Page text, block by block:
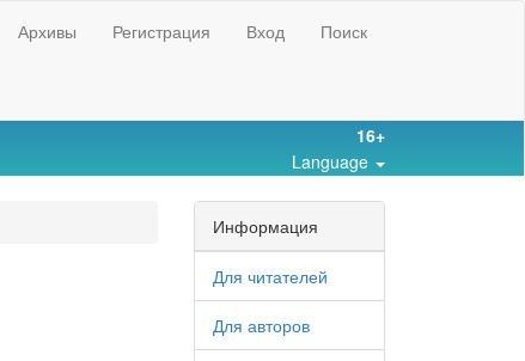
Архивы Регистрация Вход Поиск
16+
Language
Информация
Для читателей
Для авторов